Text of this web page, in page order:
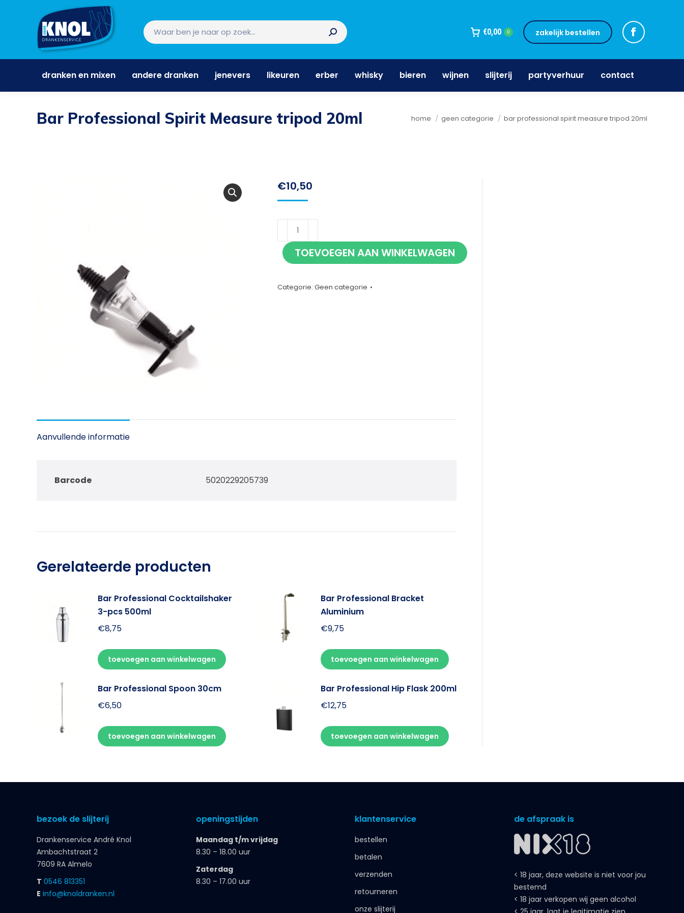
€0,00 0 zakelijk bestellen
dranken en mixen andere dranken jenevers likeuren erber whisky bieren wijnen slijterij partyverhuur contact
Bar Professional Spirit Measure tripod 20ml Je bent hier:
home geen categorie bar professional spirit measure tripod 20ml
€10,50
Professional
Spirit
tripod
TOEVOEGEN AAN WINKELWAGEN
Categorie: Geen categorie
Aanvullende informatie
Barcode 5020229205739
Gerelateerde producten
Bar Professional Cocktailshaker
3-pcs 500ml
€8,75
toevoegen aan winkelwagen
Bar Professional Bracket
Aluminium
€9,75
toevoegen aan winkelwagen
Bar Professional Spoon 30cm
€6,50
toevoegen aan winkelwagen
Bar Professional Hip Flask 200ml
€12,75
toevoegen aan winkelwagen
bezoek de slijterij
Drankenservice André Knol
Ambachtstraat 2
7609 RA Almelo
T 0546 813351
E info@knoldranken.nl
openingstijden
Maandag t/m vrijdag
8.30 – 18.00 uur
Zaterdag
8.30 – 17.00 uur
klantenservice
bestellen
betalen
verzenden
retourneren
onze slijterij
de afspraak is
< 18 jaar, deze website is niet voor jou
bestemd
< 18 jaar verkopen wij geen alcohol
dranken en mixen